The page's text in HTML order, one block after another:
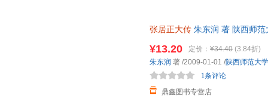
他固然不是禽兽，但是他也并
张居正大传 朱东润 著 陕西师
¥13.20 定价： ¥34.40 (3.84折)
鼎鑫图书专营店
1条评论
朱东润 著 /2009-01-01 /陕西师范大